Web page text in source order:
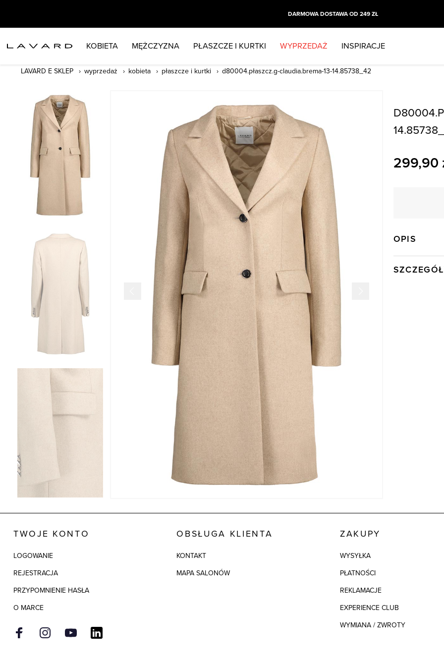
DARMOWA DOSTAWA OD 249 ZŁ
KOBIETA MĘŻCZYZNA PŁASZCZE I KURTKI WYPRZEDAŻ INSPIRACJE
LAVARD E SKLEP wyprzedaż kobieta płaszcze i kurtki d80004.płaszcz.g-claudia.brema-13-14.85738_42
299,90
OPIS
TWOJE KONTO
LOGOWANIE
REJESTRACJA
PRZYPOMNIENIE HASŁA
O MARCE
OBSŁUGA KLIENTA
KONTAKT
MAPA SALONÓW
ZAKUPY
WYSYŁKA
PŁATNOŚCI
REKLAMACJE
EXPERIENCE CLUB
WYMIANA / ZWROTY